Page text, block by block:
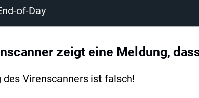
of-Day
zeigt eine Meldung,
des Virenscanners ist falsch!